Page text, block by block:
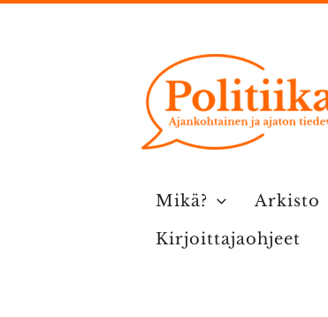
Mikä? Arkisto
Kirjoittajaohjeet